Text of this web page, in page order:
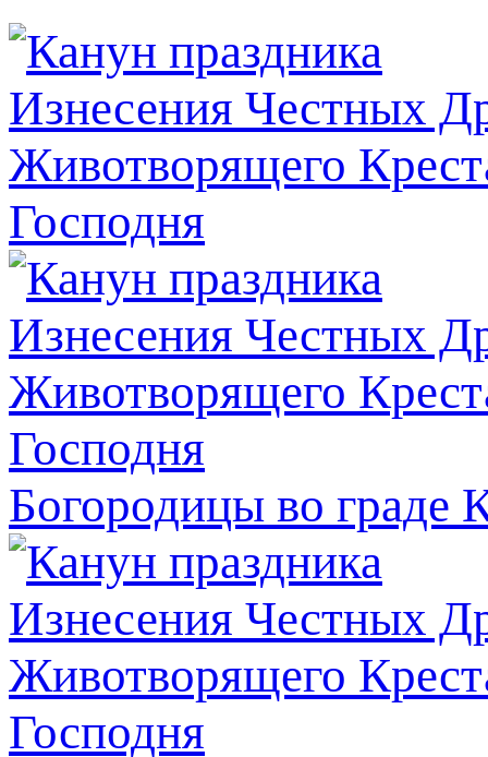
Богородицы во граде